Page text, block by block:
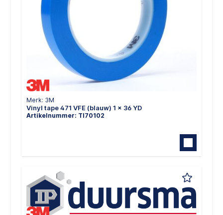
Merk: 3M
Vinyl tape 471 VFE (blauw) 1 x 36 YD
Artikelnummer: TI70102